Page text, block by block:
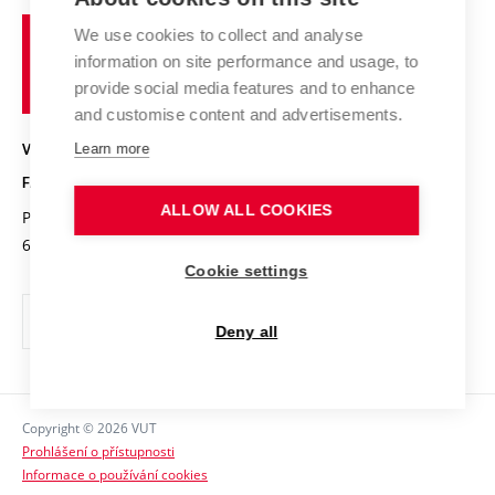
Pracovní nabídky
Den chemie
Chemici z VUT
Stipendia
Studijní předpisy
Projekty
Úspěchy a ocenění
Konference a soutěže
Kvalifikační řízení
Fórum Chemistry and Life
Střední školy a FCH
Popularizace vědy
Organizační struktura
Historie fakulty
Kalendář akcí
Fotogalerie
Absolventi
Reklamní předměty
Fakultní časopis
Ochrana osobních údajů
Kontakty
Vysoké
učení
technické
v
VYSOKÉ UČENÍ TECHNICKÉ V BRNĚ
FAKULTA CHEMICKÁ
Purkyňova 464/118
612 00 Brno
www.fch.vut.cz
Copyright © 2026 VUT
Prohlášení o přístupnosti
Informace o používání cookies
We use cookies to collect and analyse
information on site performance and usage, to
provide social media features and to enhance
and customise content and advertisements.
Learn more
ALLOW ALL COOKIES
Cookie settings
Deny all